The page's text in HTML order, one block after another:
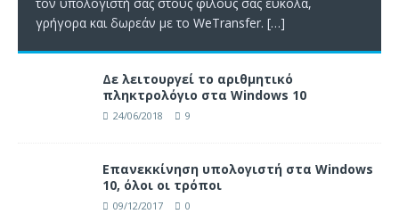
γρήγορα και δωρεάν με το WeTransfer. […]
Δε λειτουργεί το αριθμητικό
πληκτρολόγιο στα Windows 10
24/06/2018 9
Επανεκκίνηση υπολογιστή στα Windows
10, όλοι οι τρόποι
09/12/2017 0